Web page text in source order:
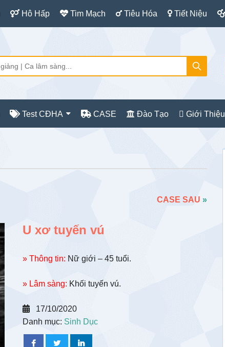
Hô Hấp Tim Mạch Tiêu Hóa Tiết Niệu
Test CĐHA CASE Đào Tạo Giới Thiệu
CASE SAU »
U xơ tuyến vú
» Thông tin: Nữ giới – 45 tuổi.
» Lâm sàng: Khối tuyến vú.
17/10/2020
Danh mục: Sinh Dục